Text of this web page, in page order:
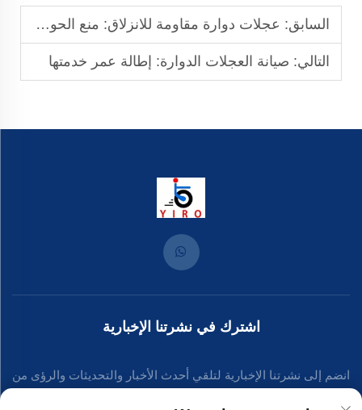
السابق: عجلات دوارة مقاومة للانزلاق: منع الحوادث أثناء الحركة
التالي: صيانة العجلات الدوارة: إطالة عمر خدمتها
اشترك في نشرتنا الإخبارية
انضم إلى نشرتنا الإخبارية لتلقي أحدث الأخبار والتحديثات والرؤى من